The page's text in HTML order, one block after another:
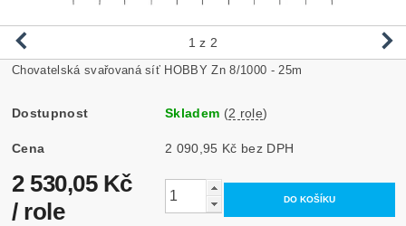
1 z 2
Chovatelská svařovaná síť HOBBY Zn 8/1000 - 25m
Dostupnost Skladem (2 role)
Cena 2 090,95 Kč bez DPH
2 530,05 Kč
/ role